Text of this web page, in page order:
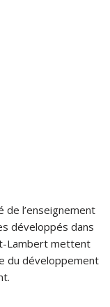
de l’enseignement
développés dans
Lambert mettent
du développement